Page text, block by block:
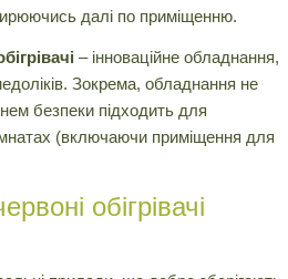
далі по приміщенню.
– інноваційне обладнання,
Зокрема, обладнання не
безпеки підходить для
(включаючи приміщення для
обігрівачі